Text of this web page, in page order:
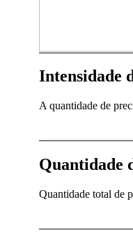
Intensidade
A quantidade de
Quantidade
Quantidade total de